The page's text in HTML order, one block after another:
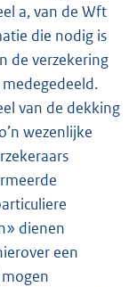
a, van de Wft
die nodig is
de verzekering
van de dekking
wezenlijke
dienen
een